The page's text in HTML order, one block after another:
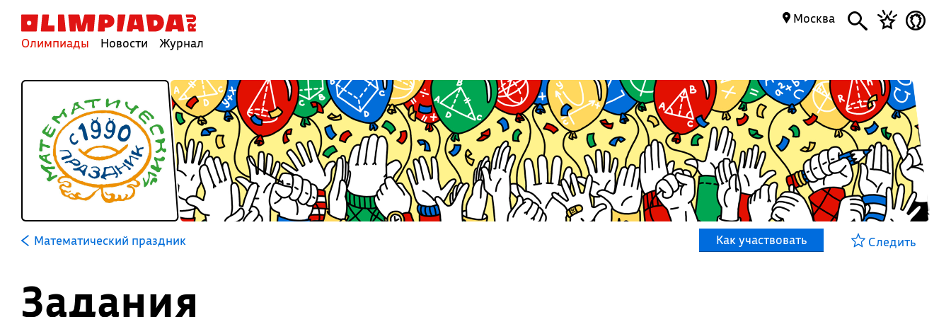
Олимпиады Новости Журнал
Москва
Математический праздник Как участвовать Следить
Задания